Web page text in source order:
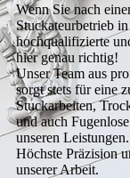
Wenn Sie nach
Stuckateurbetrieb
hochqualifizierte
hier genau richtig!
Unser Team aus
sorgt stets für eine
Stuckarbeiten,
und auch
unseren Leistungen.
Höchste Präzision
unserer Arbeit.